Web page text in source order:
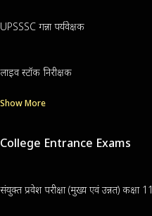
UPSSSC गन्ना पर्यवेक्षक
लाइव स्टॉक निरीक्षक
Show More
College Entrance Exams
संयुक्त प्रवेश परीक्षा (मुख्य एवं उन्नत) कक्षा 11